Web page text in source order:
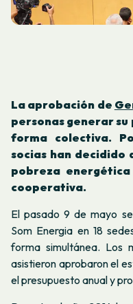
La aprobación de
personas generar
forma colectiva.
socias han
pobreza
cooperativa.
El pasado 9 de mayo
Som Energia en 18
forma simultánea. Los
asistieron aprobaron el
el presupuesto anual y